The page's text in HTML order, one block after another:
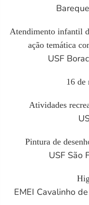
Atendimento infantil
ação temática
USF
16 de
Atividades
Pintura de
USF São
EMEI Cavalinho